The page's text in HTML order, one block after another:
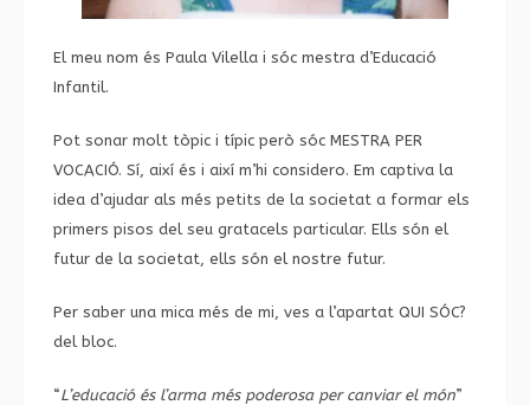
El meu nom és Paula Vilella i sóc mestra d’Educació
Infantil.
Pot sonar molt tòpic i típic però sóc MESTRA PER
VOCACIÓ. Sí, així és i així m’hi considero. Em captiva la
idea d’ajudar als més petits de la societat a formar els
primers pisos del seu gratacels particular. Ells són el
futur de la societat, ells són el nostre futur.
Per saber una mica més de mi, ves a l’apartat QUI SÓC?
del bloc.
“L’educació és l’arma més poderosa per canviar el món”